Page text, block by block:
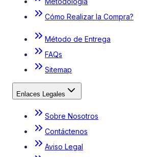
Cómo Realizar la Compra?
Método de Entrega
FAQs
Sitemap
Enlaces Legales
Sobre Nosotros
Contáctenos
Aviso Legal